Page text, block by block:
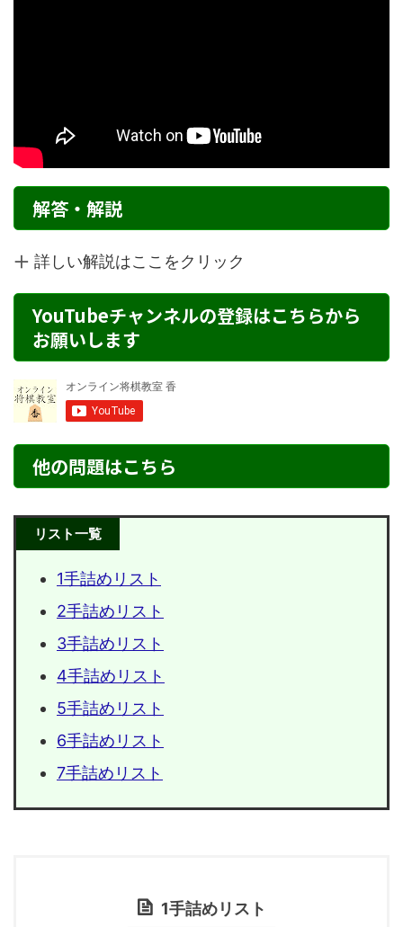
解答・解説
詳しい解説はここをクリック
YouTubeチャンネルの登録はこちらから
お願いします
他の問題はこちら
リスト一覧
1手詰めリスト
2手詰めリスト
3手詰めリスト
4手詰めリスト
5手詰めリスト
6手詰めリスト
7手詰めリスト
1手詰めリスト